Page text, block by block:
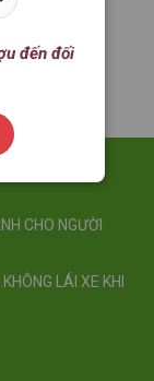
của bạn.
CHO NGƯỜI
LÁI XE KHI
đến đối